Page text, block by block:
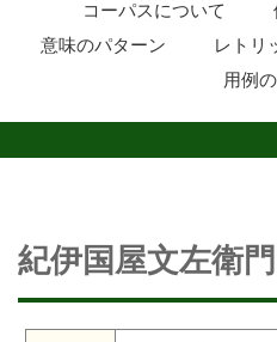
コーパスについて
意味のパターン
レトリ
用例
紀伊国屋文左衛